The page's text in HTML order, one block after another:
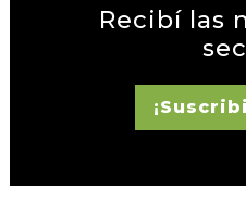
Recibí las